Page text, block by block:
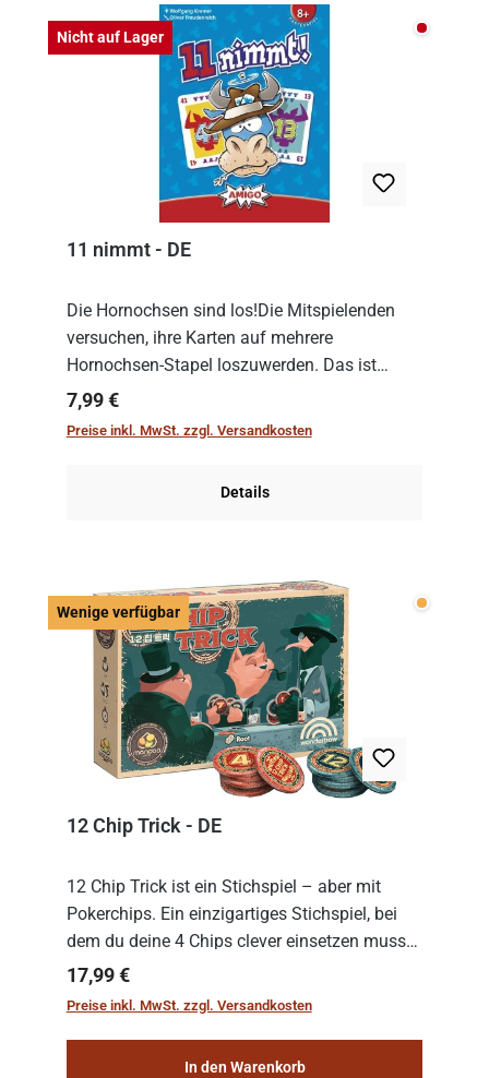
Nicht auf Lager Nicht
11 nimmt - DE
Die Hornochsen sind los!Die Mitspielenden
versuchen, ihre Karten auf mehrere
Hornochsen-Stapel loszuwerden. Das ist
kniffliger als gedacht, denn die Differenz
zwischen ausgespielter Karte und der
Regulärer Preis:
7,99 €
Preise inkl. MwSt. zzgl. Versandkosten
Details
Wenige verfügbar Wenige
12 Chip Trick - DE
12 Chip Trick ist ein Stichspiel – aber mit
Pokerchips. Ein einzigartiges Stichspiel, bei
dem du deine 4 Chips clever einsetzen musst.
Wer die Chips mit dem höchsten Gesamtwert
hat, gewinnt die Runde. Aber Vorsicht: D...
Regulärer Preis:
17,99 €
Preise inkl. MwSt. zzgl. Versandkosten
In den Warenkorb